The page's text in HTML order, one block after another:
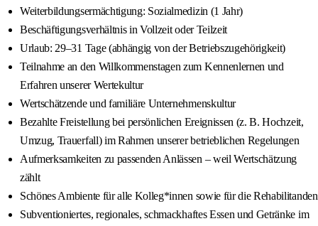
Weiterbildungsermächtigung: Sozialmedizin (1 Jahr)
Beschäftigungsverhältnis in Vollzeit oder Teilzeit
Urlaub: 29–31 Tage (abhängig von der Betriebszugehörigkeit)
Teilnahme an den Willkommenstagen zum Kennenlernen und
Erfahren unserer Wertekultur
Wertschätzende und familiäre Unternehmenskultur
Bezahlte Freistellung bei persönlichen Ereignissen (z. B. Hochzeit,
Umzug, Trauerfall) im Rahmen unserer betrieblichen Regelungen
Aufmerksamkeiten zu passenden Anlässen – weil Wertschätzung
zählt
Schönes Ambiente für alle Kolleg*innen sowie für die Rehabilitanden
Subventioniertes, regionales, schmackhaftes Essen und Getränke im